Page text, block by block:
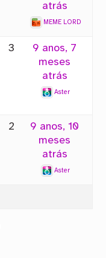
atrás
MEME LORD
3
9 anos, 7
meses
atrás
Aster
2
9 anos, 10
meses
atrás
Aster